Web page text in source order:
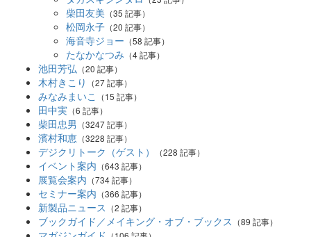
柴田友美 （35 記事）
松岡永子 （20 記事）
海音寺ジョー （58 記事）
たなかなつみ （4 記事）
池田芳弘 （20 記事）
木村きこり （27 記事）
みなみまいこ （15 記事）
田中実 （6 記事）
柴田忠男 （3247 記事）
濱村和恵 （3228 記事）
デジクリトーク（ゲスト） （228 記事）
イベント案内 （643 記事）
展覧会案内 （734 記事）
セミナー案内 （366 記事）
新製品ニュース （2 記事）
ブックガイド／メイキング・オブ・ブックス （89 記事）